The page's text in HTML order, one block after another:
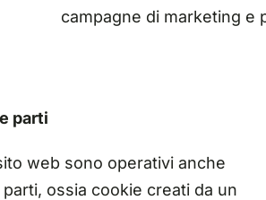
campagne di marketing e
parti
web sono operativi anche
ossia cookie creati da un